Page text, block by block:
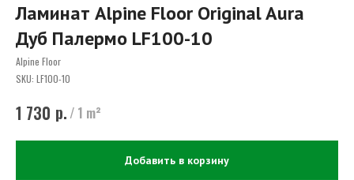
Ламинат Alpine Floor Original Aura
Дуб Палермо LF100-10
Alpine Floor
SKU: LF100-10
1 730 р. / 1 m²
Добавить в корзину